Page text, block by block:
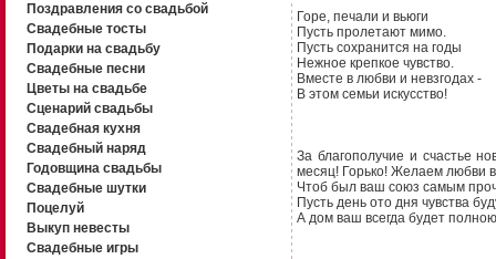
Поздравления со свадьбой
Свадебные тосты
Подарки на свадьбу
Свадебные песни
Цветы на свадьбе
Сценарий свадьбы
Свадебная кухня
Свадебный наряд
Годовщина свадьбы
Свадебные шутки
Поцелуй
Выкуп невесты
Свадебные игры
Горе, печали и вьюги
Пусть пролетают мимо.
Пусть сохранится на годы
Нежное крепкое чувство.
Вместе в любви и невзгодах -
В этом семьи искусство!
За благополучие и счастье
месяц! Горько! Желаем любви
Чтоб был ваш союз самым
Пусть день ото дня чувства
А дом ваш всегда будет